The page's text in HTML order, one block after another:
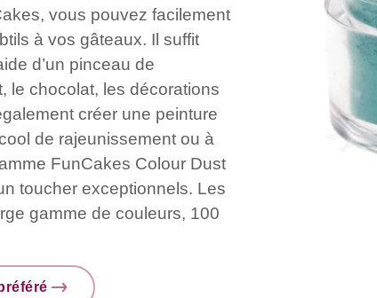
vous pouvez facilement
à vos gâteaux. Il suffit
d’un pinceau de
le chocolat, les décorations
créer une peinture
de rajeunissement ou à
FunCakes Colour Dust
toucher exceptionnels. Les
gamme de couleurs, 100